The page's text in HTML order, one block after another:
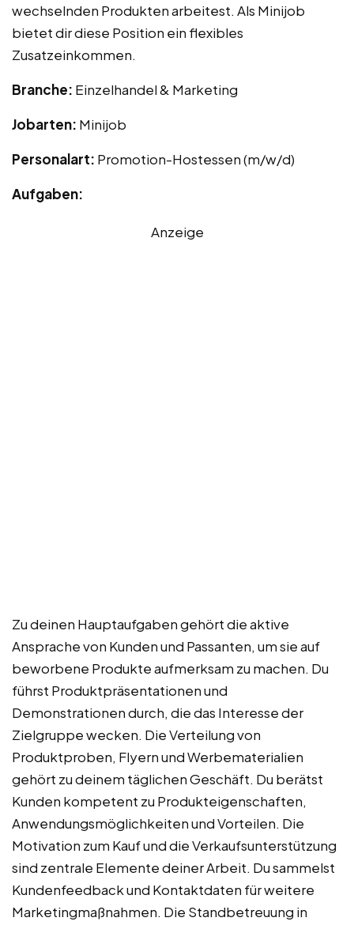
wechselnden Produkten arbeitest. Als Minijob
bietet dir diese Position ein flexibles
Zusatzeinkommen.
Branche: Einzelhandel & Marketing
Jobarten: Minijob
Personalart: Promotion-Hostessen (m/w/d)
Aufgaben:
Anzeige
Zu deinen Hauptaufgaben gehört die aktive
Ansprache von Kunden und Passanten, um sie auf
beworbene Produkte aufmerksam zu machen. Du
führst Produktpräsentationen und
Demonstrationen durch, die das Interesse der
Zielgruppe wecken. Die Verteilung von
Produktproben, Flyern und Werbematerialien
gehört zu deinem täglichen Geschäft. Du berätst
Kunden kompetent zu Produkteigenschaften,
Anwendungsmöglichkeiten und Vorteilen. Die
Motivation zum Kauf und die Verkaufsunterstützung
sind zentrale Elemente deiner Arbeit. Du sammelst
Kundenfeedback und Kontaktdaten für weitere
Marketingmaßnahmen. Die Standbetreuung in